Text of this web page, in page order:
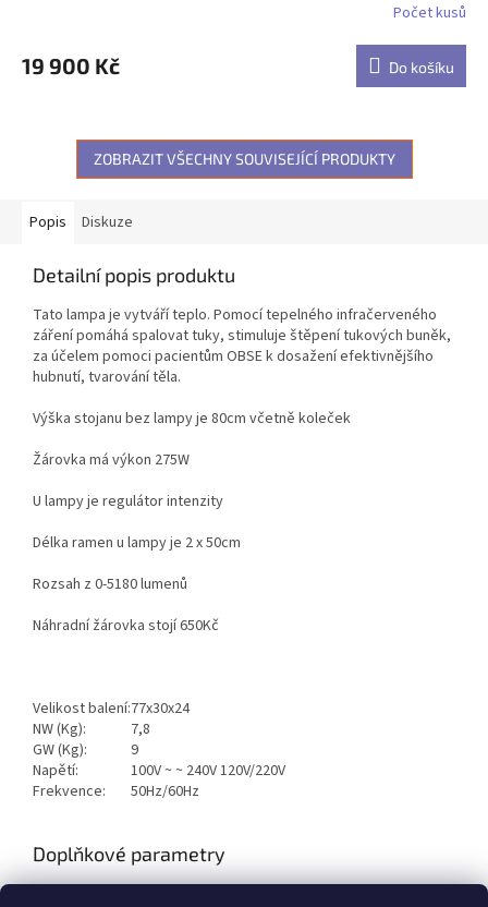
Počet kusů
19 900 Kč Do košíku
ZOBRAZIT VŠECHNY SOUVISEJÍCÍ PRODUKTY
Popis Diskuze
Detailní popis produktu
Tato lampa je vytváří teplo. Pomocí tepelného infračerveného
záření pomáhá spalovat tuky, stimuluje štěpení tukových buněk,
za účelem pomoci pacientům OBSE k dosažení efektivnějšího
hubnutí, tvarování těla.
Výška stojanu bez lampy je 80cm včetně koleček
Žárovka má výkon 275W
U lampy je regulátor intenzity
Délka ramen u lampy je 2 x 50cm
Rozsah z 0-5180 lumenů
Náhradní žárovka stojí 650Kč
Velikost balení:77x30x24
NW (Kg):
7,8
GW (Kg):
9
Napětí:
100V ~ ~ 240V 120V/220V
Frekvence:
50Hz/60Hz
Doplňkové parametry